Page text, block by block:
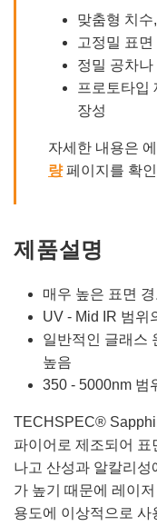
맞춤형 치수
고정밀 표
정밀 공차
프로토타입
장성
자세한 내용은
량페이지를 확
제품설명
매우 높은 표면
UV - Mid IR 범위
일반적인 글래스
높음
350 - 5000nm 범
TECHSPEC®
파이어로 제조되어 표
나고 산성과 알칼리
가 높기 때문에 레이
용도에 이상적으로